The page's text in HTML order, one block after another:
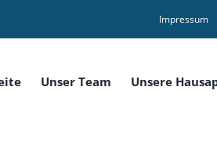
Impressum
Unser Team Unsere